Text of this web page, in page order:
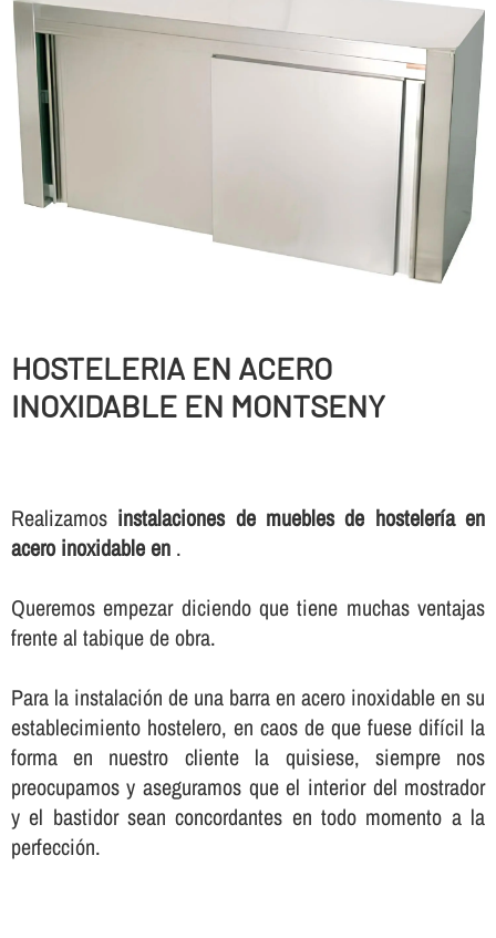
HOSTELERIA EN ACERO
INOXIDABLE EN MONTSENY
Realizamos instalaciones de muebles de hostelerí­a en
acero inoxidable en .
Queremos empezar diciendo que tiene muchas ventajas
frente al tabique de obra.
Para la instalación de una barra en acero inoxidable en su
establecimiento hostelero, en caos de que fuese difí­cil la
forma en nuestro cliente la quisiese, siempre nos
preocupamos y aseguramos que el interior del mostrador
y el bastidor sean concordantes en todo momento a la
perfección.